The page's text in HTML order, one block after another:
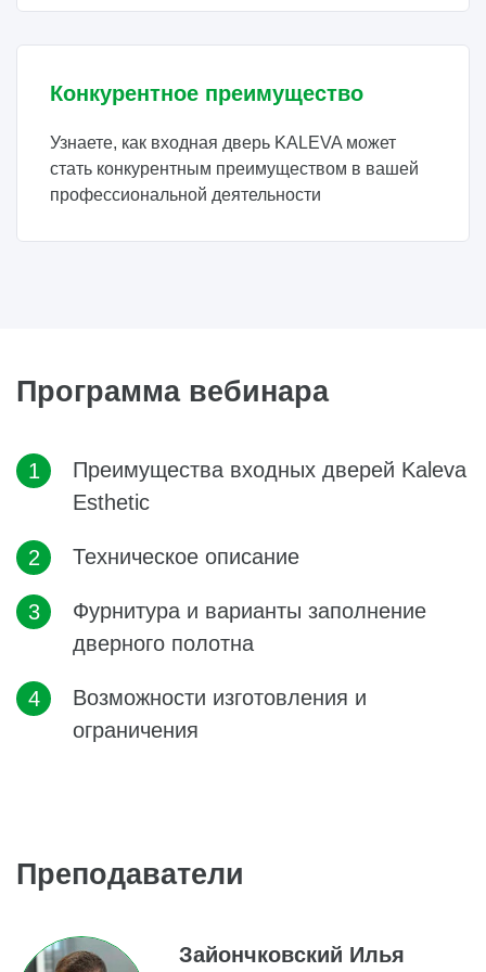
Конкурентное преимущество
Узнаете, как входная дверь KALEVA может
стать конкурентным преимуществом в вашей
профессиональной деятельности
Программа вебинара
Преимущества входных дверей Kaleva
Esthetic
Техническое описание
Фурнитура и варианты заполнение
дверного полотна
Возможности изготовления и
ограничения
Преподаватели
Зайончковский Илья